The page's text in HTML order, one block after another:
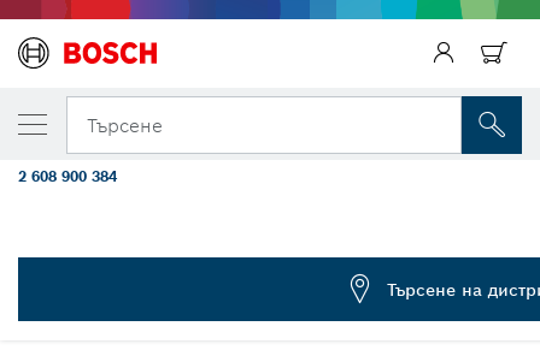
Търсене
EXPERT
ВАШИЯТ ИЗБРАН ВАРИАНТ
Нож за саблен трион S715LHM EXPERT,
множество материали
2 608 900 384
Търсене на